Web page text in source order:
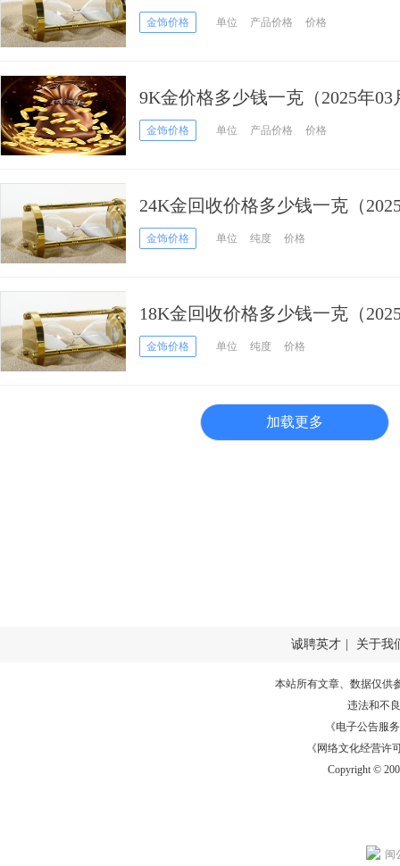
金饰价格 单位 产品价格 价格
9K金价格多少钱一克（2025年03
金饰价格 单位 产品价格 价格
24K金回收价格多少钱一克（
金饰价格 单位 纯度 价格
18K金回收价格多少钱一克（
金饰价格 单位 纯度 价格
加载更多
诚聘英才 关于我
本站所有文章、数据仅供
违法和不
《电子公告服务
《网络文化经营许
Copyright ©
闽